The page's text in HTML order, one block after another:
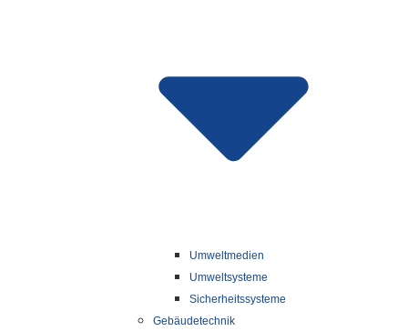
Umweltmedien
Umweltsysteme
Sicherheitssysteme
Gebäudetechnik